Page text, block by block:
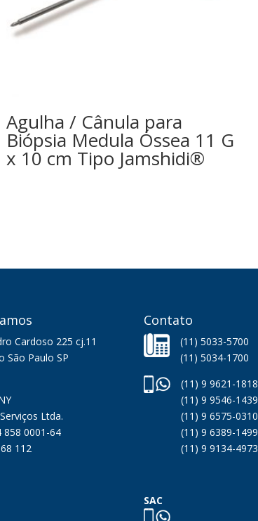
Agulha / Cânula para
Biópsia Medula Óssea 11 G
x 10 cm Tipo Jamshidi®
Cardoso 225 cj.11
São Paulo SP
Ltda.
858 0001-64
112
Contato
(11) 5033-5700
(11) 5034-1700
(11) 9 9621-1818
(11) 9 9546-1439
(11) 9 6575-0310
(11) 9 6389-1499
(11) 9 9134-4973
SAC